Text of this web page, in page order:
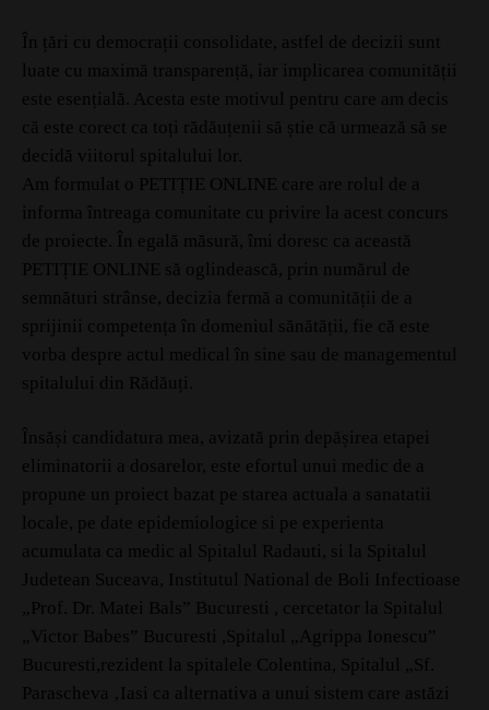
În țări cu democrații consolidate, astfel de decizii sunt
luate cu maximă transparență, iar implicarea comunității
este esențială. Acesta este motivul pentru care am decis
că este corect ca toți rădăuțenii să știe că urmează să se
decidă viitorul spitalului lor.
Am formulat o PETIȚIE ONLINE care are rolul de a
informa întreaga comunitate cu privire la acest concurs
de proiecte. În egală măsură, îmi doresc ca această
PETIȚIE ONLINE să oglindească, prin numărul de
semnături strânse, decizia fermă a comunității de a
sprijinii competența în domeniul sănătății, fie că este
vorba despre actul medical în sine sau de managementul
spitalului din Rădăuți.
Însăși candidatura mea, avizată prin depășirea etapei
eliminatorii a dosarelor, este efortul unui medic de a
propune un proiect bazat pe starea actuala a sanatatii
locale, pe date epidemiologice si pe experienta
acumulata ca medic al Spitalul Radauti, si la Spitalul
Judetean Suceava, Institutul National de Boli Infectioase
„Prof. Dr. Matei Bals” Bucuresti , cercetator la Spitalul
„Victor Babes” Bucuresti ,Spitalul „Agrippa Ionescu”
Bucuresti,rezident la spitalele Colentina, Spitalul „Sf.
Parascheva ‚Iasi ca alternativa a unui sistem care astăzi